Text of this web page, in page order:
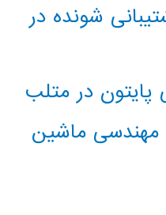
شونده در
پایتون در متلب
مهندسی ماشین